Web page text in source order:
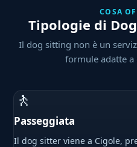
COSA
Tipologie di
Il dog sitting non è un
formule adatte a
🚶
Passeggiata
Il dog sitter viene a Cigole,